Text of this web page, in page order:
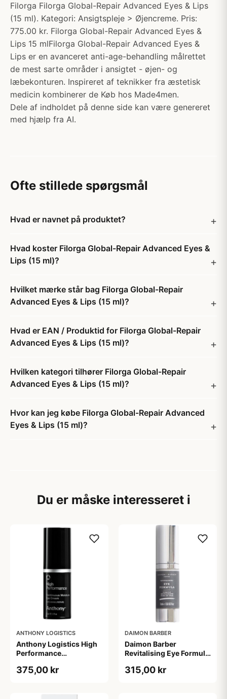
Filorga Filorga Global-Repair Advanced Eyes & Lips
(15 ml). Kategori: Ansigtspleje > Øjencreme. Pris:
775.00 kr. Filorga Global-Repair Advanced Eyes &
Lips 15 mlFilorga Global-Repair Advanced Eyes &
Lips er en avanceret anti-age-behandling målrettet
de mest sarte områder i ansigtet - øjen- og
læbekonturen. Inspireret af teknikker fra æstetisk
medicin kombinerer de Køb hos Made4men.
Dele af indholdet på denne side kan være genereret
med hjælp fra AI.
Ofte stillede spørgsmål
Hvad er navnet på produktet?
Hvad koster Filorga Global-Repair Advanced Eyes &
Lips (15 ml)?
Hvilket mærke står bag Filorga Global-Repair
Advanced Eyes & Lips (15 ml)?
Hvad er EAN / Produktid for Filorga Global-Repair
Advanced Eyes & Lips (15 ml)?
Hvilken kategori tilhører Filorga Global-Repair
Advanced Eyes & Lips (15 ml)?
Hvor kan jeg købe Filorga Global-Repair Advanced
Eyes & Lips (15 ml)?
Du er måske interesseret i
ANTHONY LOGISTICS
Anthony Logistics High
Performance
Cream (15 ml)
375,00 kr
DAIMON BARBER
Daimon Barber
Revitalising Eye Formula
315,00 kr